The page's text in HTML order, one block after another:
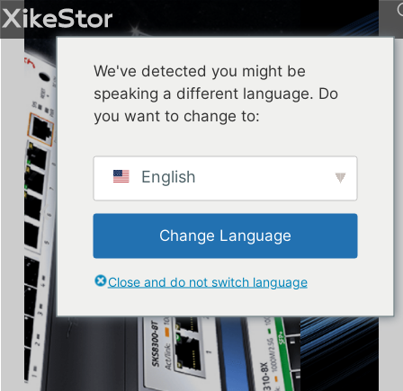
We've detected you might be
speaking a different language. Do
you want to change to:
English
Change Language
Close and do not switch language